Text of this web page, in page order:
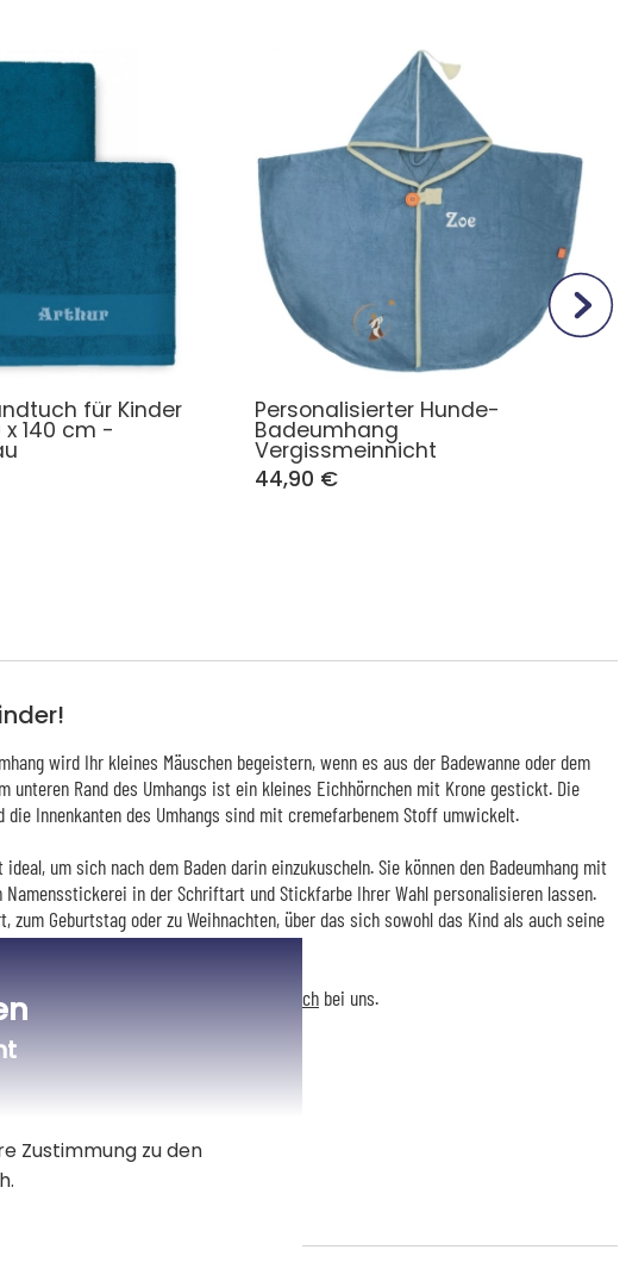
für Kinder
140 cm -
Personalisierter Hunde-
Badeumhang
Vergissmeinnicht
44,90 €
wird Ihr kleines Mäuschen begeistern, wenn es aus der Badewanne oder dem
unteren Rand des Umhangs ist ein kleines Eichhörnchen mit Krone gestickt. Die
die Innenkanten des Umhangs sind mit cremefarbenem Stoff umwickelt.
um sich nach dem Baden darin einzukuscheln. Sie können den Badeumhang mit
Namensstickerei in der Schriftart und Stickfarbe Ihrer Wahl personalisieren lassen.
zum Geburtstag oder zu Weihnachten, über das sich sowohl das Kind als auch seine
finden Sie auch das
passende Handtuch bei uns.
Zustimmung zu den